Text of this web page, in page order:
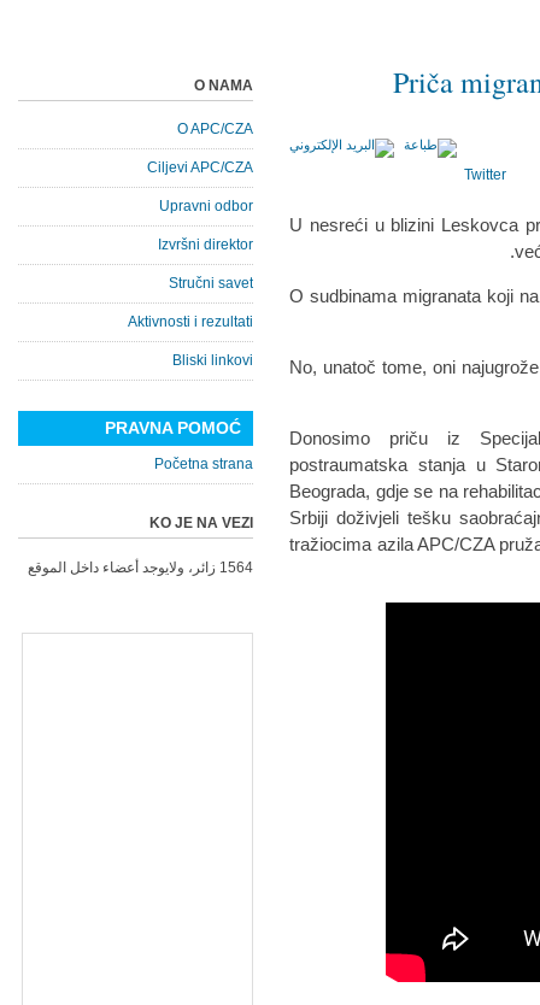
Priča
Twitter
U nesreći u blizini Leskovca
O sudbinama migranata koji
No, unatoč tome, oni
Donosimo priču iz
postraumatska stanja u
Beograda, gdje se na
Srbiji doživjeli tešku
tražiocima azila APC/CZA
O NAMA
O APC/CZA
Ciljevi APC/CZA
Upravni odbor
Izvršni direktor
Stručni savet
Aktivnosti i rezultati
Bliski linkovi
PRAVNA POMOĆ
Početna strana
KO JE NA VEZI
1564 زائر، ولايوجد أعضاء داخل الموقع